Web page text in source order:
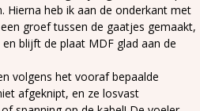
Hierna heb ik aan de onderkant met
groef tussen de gaatjes gemaakt,
blijft de plaat MDF glad aan de
volgens het vooraf bepaalde
afgeknipt, en ze losvast